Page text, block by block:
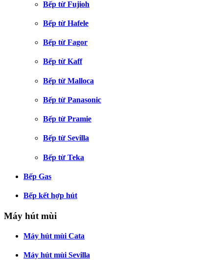
Bếp từ Fujioh
Bếp từ Hafele
Bếp từ Fagor
Bếp từ Kaff
Bếp từ Malloca
Bếp từ Panasonic
Bếp từ Pramie
Bếp từ Sevilla
Bếp từ Teka
Bếp Gas
Bếp kết hợp hút
Máy hút mùi
Máy hút mùi Cata
Máy hút mùi Sevilla